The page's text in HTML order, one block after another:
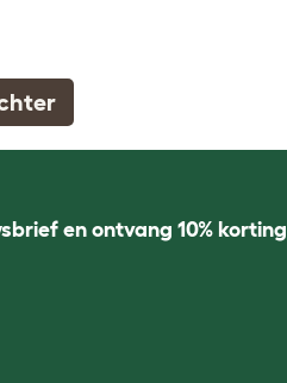
en ontvang 10% korting